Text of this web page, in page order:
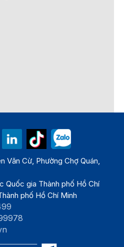
Văn Cừ, Phường Chợ Quán,
Quốc gia Thành phố Hồ Chí
phố Hồ Chí Minh